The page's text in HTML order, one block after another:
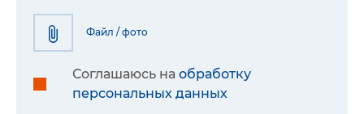
Файл / фото
Соглашаюсь на обработку
персональных данных